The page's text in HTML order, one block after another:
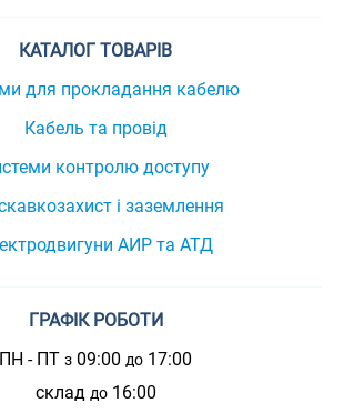
КАТАЛОГ ТОВАРІВ
для прокладання кабелю
Кабель та провід
контролю доступу
і заземлення
АИР та АТД
ГРАФІК РОБОТИ
ПН - ПТ з 09:00 до 17:00
склад до16:00